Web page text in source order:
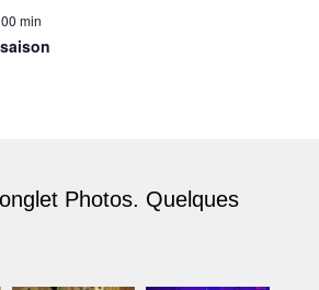
min
Photos. Quelques